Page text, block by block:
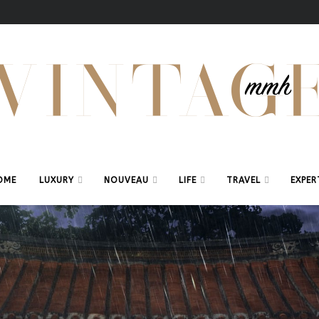
LUXURY NOUVEAU LIFE TRAVEL